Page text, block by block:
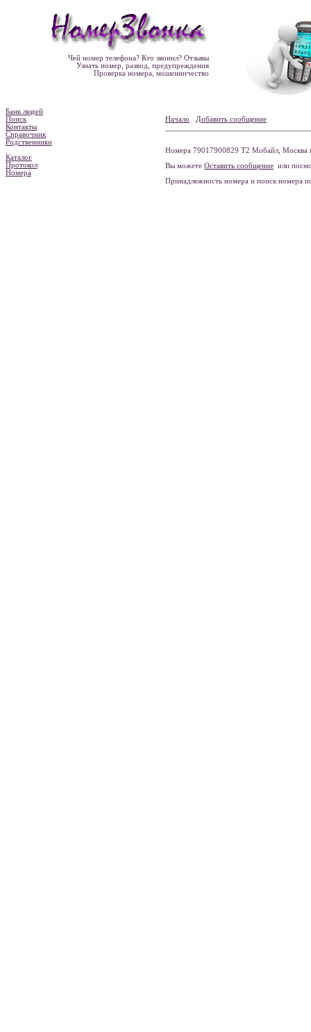
Чей номер телефона? Кто звонил? Отзывы
Узнать номер, развод, предупреждения
Проверка номера, мошенничество
Банк людей
Поиск
Контакты
Справочник
Родственники
Каталог
Протокол
Номера
Начало Добавить сообщение
Номера 79017900829 Т2 Мобайл, Москва
Вы можете Оставить сообщение или
Принадлежность номера и поиск номера